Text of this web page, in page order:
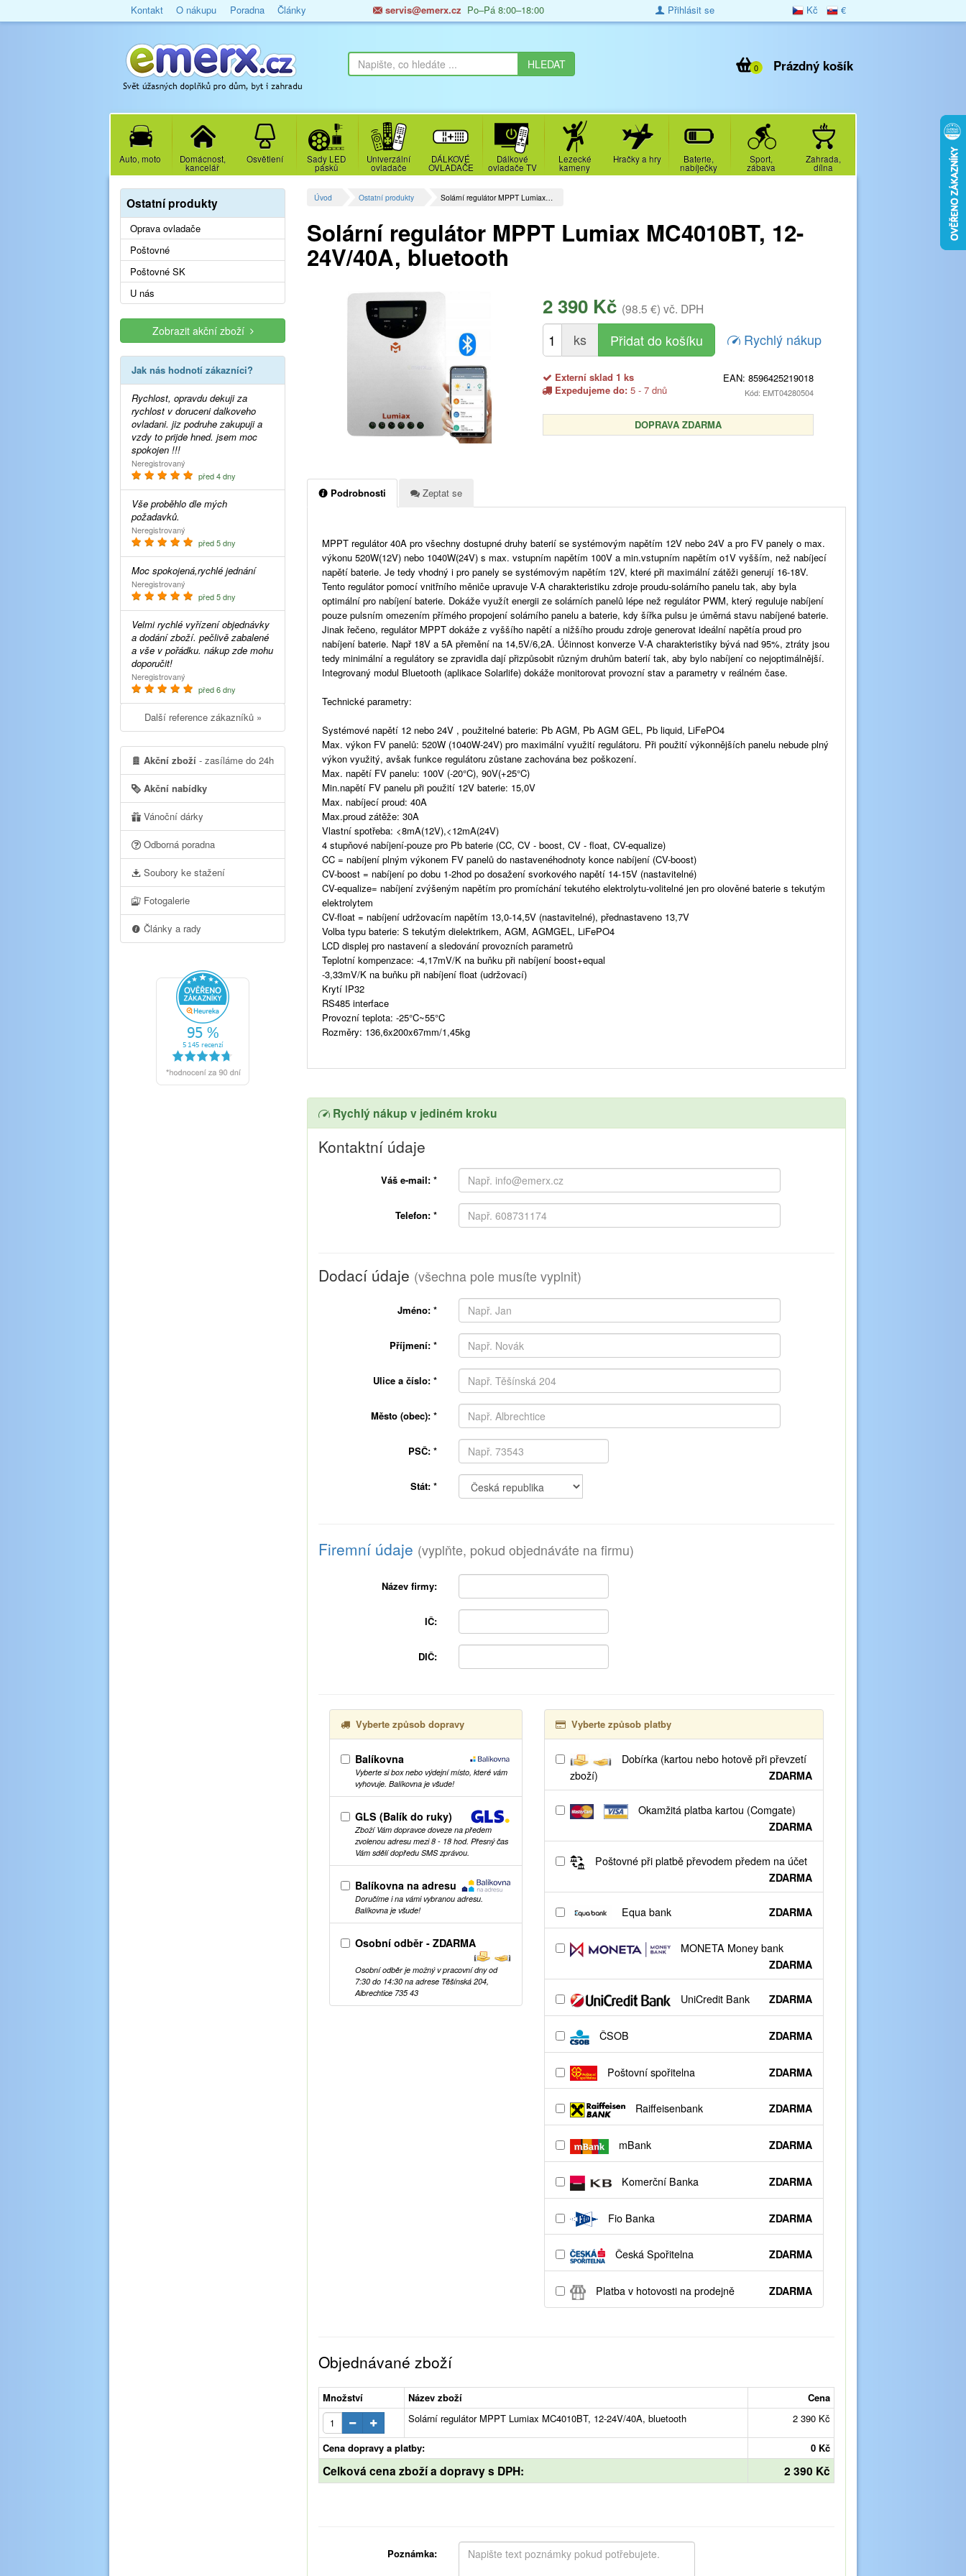
Kontakt O nákupu Poradna Články servis@emerx.cz Po–Pá 8:00–18:00 Kč €
Přihlásit se
Prázdný košík
0
Auto, moto Domácnost,
kancelář
Osvětlení Sady LED
pásků
Univerzální
ovladače
DÁLKOVÉ
OVLADAČE
Dálkové
ovladače TV
Lezecké
kameny
Hračky a hry Baterie,
nabíječky
Sport,
zábava
Zahrada,
dílna
Úvod Ostatní produkty Solární regulátor MPPT Lumiax…
Solární regulátor MPPT Lumiax MC4010BT, 12-
24V/40A, bluetooth
2 390 Kč (98.5 €) vč. DPH
ks Rychlý nákup
Externí sklad 1 ks
Expedujeme do:5 - 7 dnů
EAN: 8596425219018
Kód: EMT04280504
DOPRAVA ZDARMA
Podrobnosti Zeptat se
MPPT regulátor 40A pro všechny dostupné druhy baterií se systémovým napětím 12V nebo 24V a pro FV panely o max.
výkonu 520W(12V) nebo 1040W(24V) s max. vstupním napětím 100V a min.vstupním napětím o1V vyšším, než nabíjecí
napětí baterie. Je tedy vhodný i pro panely se systémovým napětím 12V, které při maximální zátěži generují 16-18V.
Tento regulátor pomocí vnitřního měniče upravuje V-A charakteristiku zdroje proudu-solárního panelu tak, aby byla
optimální pro nabíjení baterie. Dokáže využít energii ze solárních panelů lépe než regulátor PWM, který reguluje nabíjení
pouze pulsním omezením přímého propojení solárního panelu a baterie, kdy šířka pulsu je úměrná stavu nabíjené baterie.
Jinak řečeno, regulátor MPPT dokáže z vyššího napětí a nižšího proudu zdroje generovat ideální napětía proud pro
nabíjení baterie. Např 18V a 5A přemění na 14,5V/6,2A. Účinnost konverze V-A charakteristiky bývá nad 95%, ztráty jsou
tedy minimální a regulátory se zpravidla dají přizpůsobit různým druhům baterií tak, aby bylo nabíjení co nejoptimálnější.
Integrovaný modul Bluetooth (aplikace Solarlife) dokáže monitorovat provozní stav a parametry v reálném čase.
Technické parametry:
Systémové napětí 12 nebo 24V , použitelné baterie: Pb AGM, Pb AGM GEL, Pb liquid, LiFePO4
Max. výkon FV panelů: 520W (1040W-24V) pro maximální využití regulátoru. Při použití výkonnějších panelu nebude plný
výkon využitý, avšak funkce regulátoru zůstane zachována bez poškození.
Max. napětí FV panelu: 100V (-20°C), 90V(+25°C)
Min.napětí FV panelu při použití 12V baterie: 15,0V
Max. nabíjecí proud: 40A
Max.proud zátěže: 30A
Vlastní spotřeba: <8mA(12V),<12mA(24V)
4 stupňové nabíjení-pouze pro Pb baterie (CC, CV - boost, CV - float, CV-equalize)
CC = nabíjení plným výkonem FV panelů do nastavenéhodnoty konce nabíjení (CV-boost)
CV-boost = nabíjení po dobu 1-2hod po dosažení svorkového napětí 14-15V (nastavitelné)
CV-equalize= nabíjení zvýšeným napětím pro promíchání tekutého elektrolytu-volitelné jen pro olověné baterie s tekutým
elektrolytem
CV-float = nabíjení udržovacím napětím 13,0-14,5V (nastavitelné), přednastaveno 13,7V
Volba typu baterie: S tekutým dielektrikem, AGM, AGMGEL, LiFePO4
LCD displej pro nastavení a sledování provozních parametrů
Teplotní kompenzace: -4,17mV/K na buňku při nabíjení boost+equal
-3,33mV/K na buňku při nabíjení float (udržovací)
Krytí IP32
RS485 interface
Provozní teplota: -25°C~55°C
Rozměry: 136,6x200x67mm/1,45kg
Rychlý nákup v jediném kroku
Kontaktní údaje
Váš e-mail: *
Telefon: *
Dodací údaje (všechna pole musíte vyplnit)
Jméno: *
Příjmení: *
Ulice a číslo: *
Město (obec): *
PSČ: *
Stát: *
Firemní údaje (vyplňte, pokud objednáváte na firmu)
Název firmy:
IČ:
DIČ:
Vyberte způsob dopravy
Balíkovna
Vyberte si box nebo výdejní místo, které vám
vyhovuje. Balíkovna je všude!
GLS (Balík do ruky)
Zboží Vám dopravce doveze na předem
zvolenou adresu mezi 8 - 18 hod. Přesný čas
Vám sdělí dopředu SMS zprávou.
Balíkovna na adresu
Doručíme i na vámi vybranou adresu.
Balíkovna je všude!
Osobní odběr - ZDARMA
Osobní odběr je možný v pracovní dny od
7:30 do 14:30 na adrese Těšínská 204,
Albrechtice 735 43
Vyberte způsob platby
Dobírka (kartou nebo hotově při převzetí
zboží)
ZDARMA
Okamžitá platba kartou (Comgate)
ZDARMA
Poštovné při platbě převodem předem na účet
ZDARMA
Equa bank ZDARMA
MONETA Money bank
ZDARMA
UniCredit Bank ZDARMA
ČSOB ZDARMA
Poštovní spořitelna ZDARMA
Raiffeisenbank ZDARMA
mBank ZDARMA
Komerční Banka ZDARMA
Fio Banka ZDARMA
Česká Spořitelna ZDARMA
Platba v hotovosti na prodejně ZDARMA
Objednávané zboží
Množství Název zboží
Cena
Solární regulátor MPPT Lumiax MC4010BT, 12-24V/40A, bluetooth
2 390 Kč
Cena dopravy a platby: 0 Kč
Celková cena zboží a dopravy s DPH: 2 390 Kč
Poznámka:
Ostatní produkty
Oprava ovladače
Poštovné
Poštovné SK
U nás
Zobrazit akční zboží
Jak nás hodnotí zákazníci?
Rychlost, opravdu dekuji za
rychlost v doruceni dalkoveho
ovladani. jiz podruhe zakupuji a
vzdy to prijde hned. jsem moc
spokojen !!!
Neregistrovaný
před 4 dny
Vše proběhlo dle mých
požadavků.
Neregistrovaný
před 5 dny
Moc spokojená,rychlé jednání
Neregistrovaný
před 5 dny
Velmi rychlé vyřízení objednávky
a dodání zboží. pečlivě zabalené
a vše v pořádku. nákup zde mohu
doporučit!
Neregistrovaný
před 6 dny
Další reference zákazníků »
Akční zboží - zasíláme do 24h
Akční nabídky
Vánoční dárky
Odborná poradna
Soubory ke stažení
Fotogalerie
Články a rady